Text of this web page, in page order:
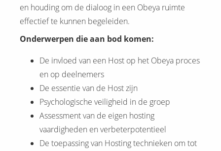
en houding om de dialoog in een Obeya ruimte
effectief te kunnen begeleiden.
Onderwerpen die aan bod komen:
De invloed van een Host op het Obeya proces
en op deelnemers
De essentie van de Host zijn
Psychologische veiligheid in de groep
Assessment van de eigen hosting
vaardigheden en verbeterpotentieel
De toepassing van Hosting technieken om tot